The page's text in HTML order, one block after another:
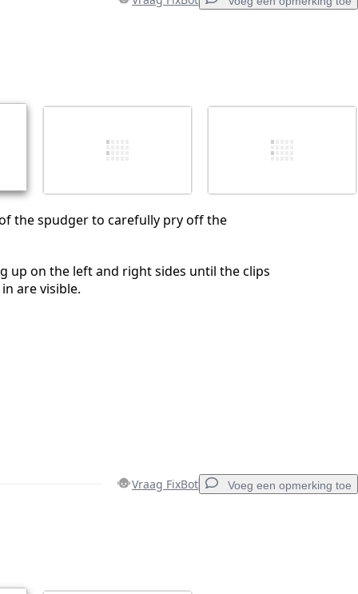
Plaats opmerking
the spudger to carefully pry off the
up on the left and right sides until the clips
are visible.
Vraag FixBot Voeg een opmerking toe